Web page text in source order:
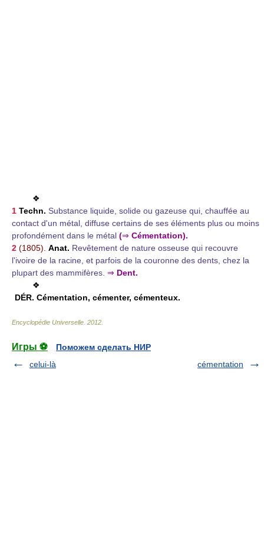
❖
1 Techn. Substance liquide, solide ou gazeuse qui, chauffée au
contact d'un métal, diffuse certains de ses éléments plus ou moins
profondément dans le métal (⇒ Cémentation).
2 (1805). Anat. Revêtement de nature osseuse qui recouvre
l'ivoire de la racine, et parfois de la couronne des dents, chez la
plupart des mammifères. ⇒ Dent.
❖
DÉR. Cémentation, cémenter, cémenteux.
Encyclopédie Universelle 2012
Игры ⚽
Поможем сделать НИР
celui-là
cémentation